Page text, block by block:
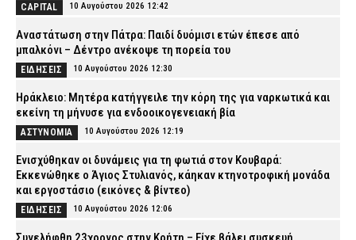
CAPITAL 10 Αυγούστου 2026 12:42
Αναστάτωση στην Πάτρα: Παιδί δυόμισι ετών έπεσε από
μπαλκόνι – Δέντρο ανέκοψε τη πορεία του
ΕΙΔΗΣΕΙΣ 10 Αυγούστου 2026 12:30
Ηράκλειο: Μητέρα κατήγγειλε την κόρη της για ναρκωτικά και
εκείνη τη μήνυσε για ενδοοικογενειακή βία
ΑΣΤΥΝΟΜΙΑ 10 Αυγούστου 2026 12:19
Ενισχύθηκαν οι δυνάμεις για τη φωτιά στον Κουβαρά:
Εκκενώθηκε ο Άγιος Στυλιανός, κάηκαν κτηνοτροφική μονάδα
και εργοστάσιο (εικόνες & βίντεο)
ΕΙΔΗΣΕΙΣ 10 Αυγούστου 2026 12:06